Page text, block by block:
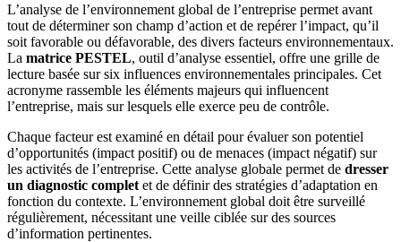
L’analyse de l’environnement global de l’entreprise permet avant
tout de déterminer son champ d’action et de repérer l’impact, qu’il
soit favorable ou défavorable, des divers facteurs environnementaux.
La matrice PESTEL, outil d’analyse essentiel, offre une grille de
lecture basée sur six influences environnementales principales. Cet
acronyme rassemble les éléments majeurs qui influencent
l’entreprise, mais sur lesquels elle exerce peu de contrôle.
Chaque facteur est examiné en détail pour évaluer son potentiel
d’opportunités (impact positif) ou de menaces (impact négatif) sur
les activités de l’entreprise. Cette analyse globale permet de dresser
un diagnostic complet et de définir des stratégies d’adaptation en
fonction du contexte. L’environnement global doit être surveillé
régulièrement, nécessitant une veille ciblée sur des sources
d’information pertinentes.